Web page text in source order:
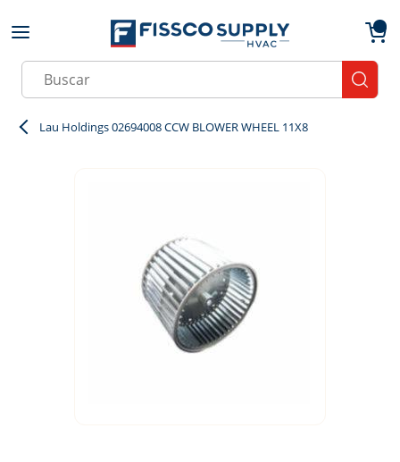
Skip to main content
Site Search
Lau Holdings 02694008 CCW BLOWER WHEEL 11X8